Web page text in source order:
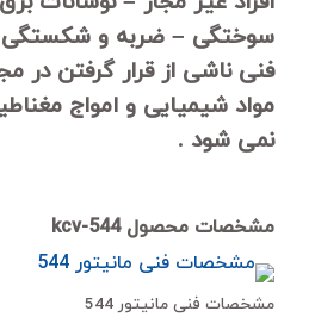
سوختگی – ضربه و شکستگی
فنی ناشی از قرار گرفتن در
مواد شیمیایی و امواج
نمی شود .
مشخصات محصول kcv-544
مشخصات فنی مانیتور 544